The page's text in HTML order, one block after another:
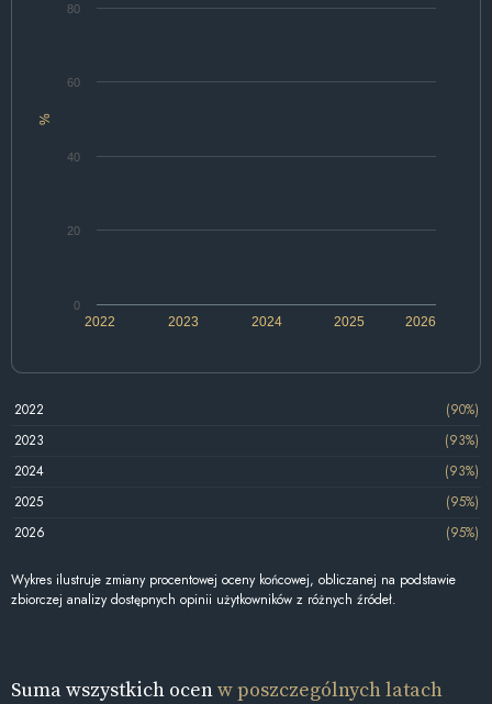
%
2022 2024 2026
2023 2025
0
20
40
60
80
2022
(90%)
2023
(93%)
2024
(93%)
2025
(95%)
2026
(95%)
Wykres ilustruje zmiany procentowej oceny końcowej, obliczanej na podstawie
zbiorczej analizy dostępnych opinii użytkowników z różnych źródeł.
Suma wszystkich ocenw poszczególnych latach